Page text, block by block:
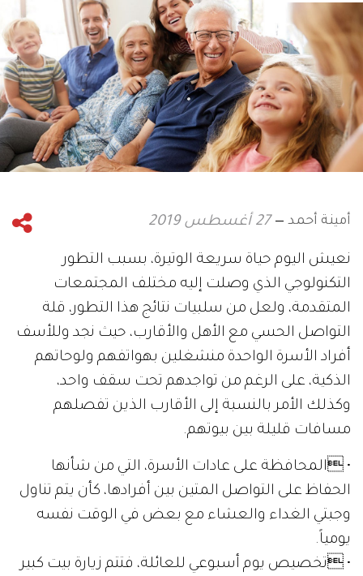
أمينة أحمد 27 أغسطس 2019
نعيش اليوم حياة سريعة الوتيرة، بسبب التطور
التكنولوجي الذي وصلت إليه مختلف المجتمعات
المتقدمة، ولعل من سلبيات نتائج هذا التطور، قلة
التواصل الحسي مع الأهل والأقارب، حيث نجد وللأسف
أفراد الأسرة الواحدة منشغلين بهواتفهم ولوحاتهم
الذكية، على الرغم من تواجدهم تحت سقف واحد،
وكذلك الأمر بالنسبة إلى الأقارب الذين تفصلهم
مسافات قليلة بين بيوتهم.
• المحافظة على عادات الأسرة، التي من شأنها
الحفاظ على التواصل المتين بين أفرادها، كأن يتم تناول
وجبتي الغداء والعشاء مع بعض في الوقت نفسه
يومياً.
• تخصيص يوم أسبوعي للعائلة، فتتم زيارة بيت كبير